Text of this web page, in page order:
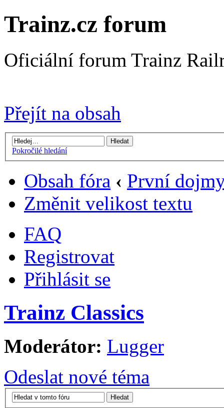
Trainz.cz forum
Oficiální forum Trainz
Přejít na obsah
Pokročilé hledání
Obsah fóra ‹ První
Změnit velikost textu
FAQ
Registrovat
Přihlásit se
Trainz Classics
Moderátor: Lugger
Odeslat nové téma